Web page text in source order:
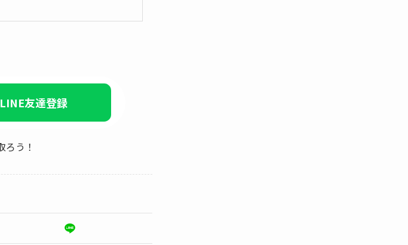
LINE友達登録
う！